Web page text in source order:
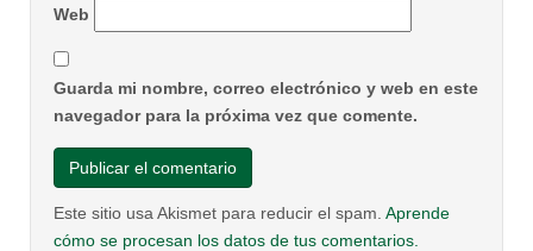
Web
Guarda mi nombre, correo electrónico y web en este
navegador para la próxima vez que comente.
Este sitio usa Akismet para reducir el spam. Aprende
cómo se procesan los datos de tus comentarios.